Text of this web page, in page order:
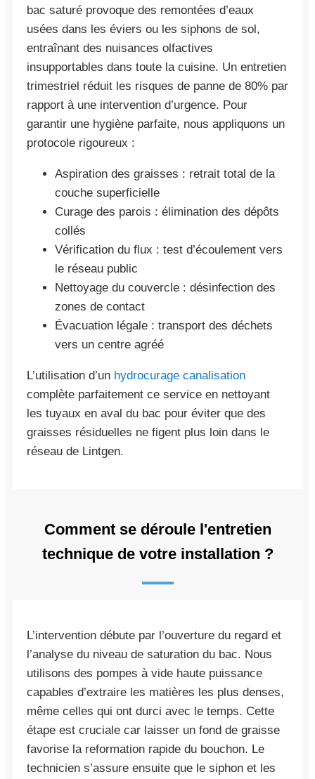
bac saturé provoque des remontées d’eaux
usées dans les éviers ou les siphons de sol,
entraînant des nuisances olfactives
insupportables dans toute la cuisine. Un entretien
trimestriel réduit les risques de panne de 80% par
rapport à une intervention d’urgence. Pour
garantir une hygiène parfaite, nous appliquons un
protocole rigoureux :
Aspiration des graisses : retrait total de la
couche superficielle
Curage des parois : élimination des dépôts
collés
Vérification du flux : test d’écoulement vers
le réseau public
Nettoyage du couvercle : désinfection des
zones de contact
Évacuation légale : transport des déchets
vers un centre agréé
L’utilisation d’un hydrocurage canalisation
complète parfaitement ce service en nettoyant
les tuyaux en aval du bac pour éviter que des
graisses résiduelles ne figent plus loin dans le
réseau de Lintgen.
Comment se déroule l'entretien
technique de votre installation ?
L’intervention débute par l’ouverture du regard et
l’analyse du niveau de saturation du bac. Nous
utilisons des pompes à vide haute puissance
capables d’extraire les matières les plus denses,
même celles qui ont durci avec le temps. Cette
étape est cruciale car laisser un fond de graisse
favorise la reformation rapide du bouchon. Le
technicien s’assure ensuite que le siphon et les